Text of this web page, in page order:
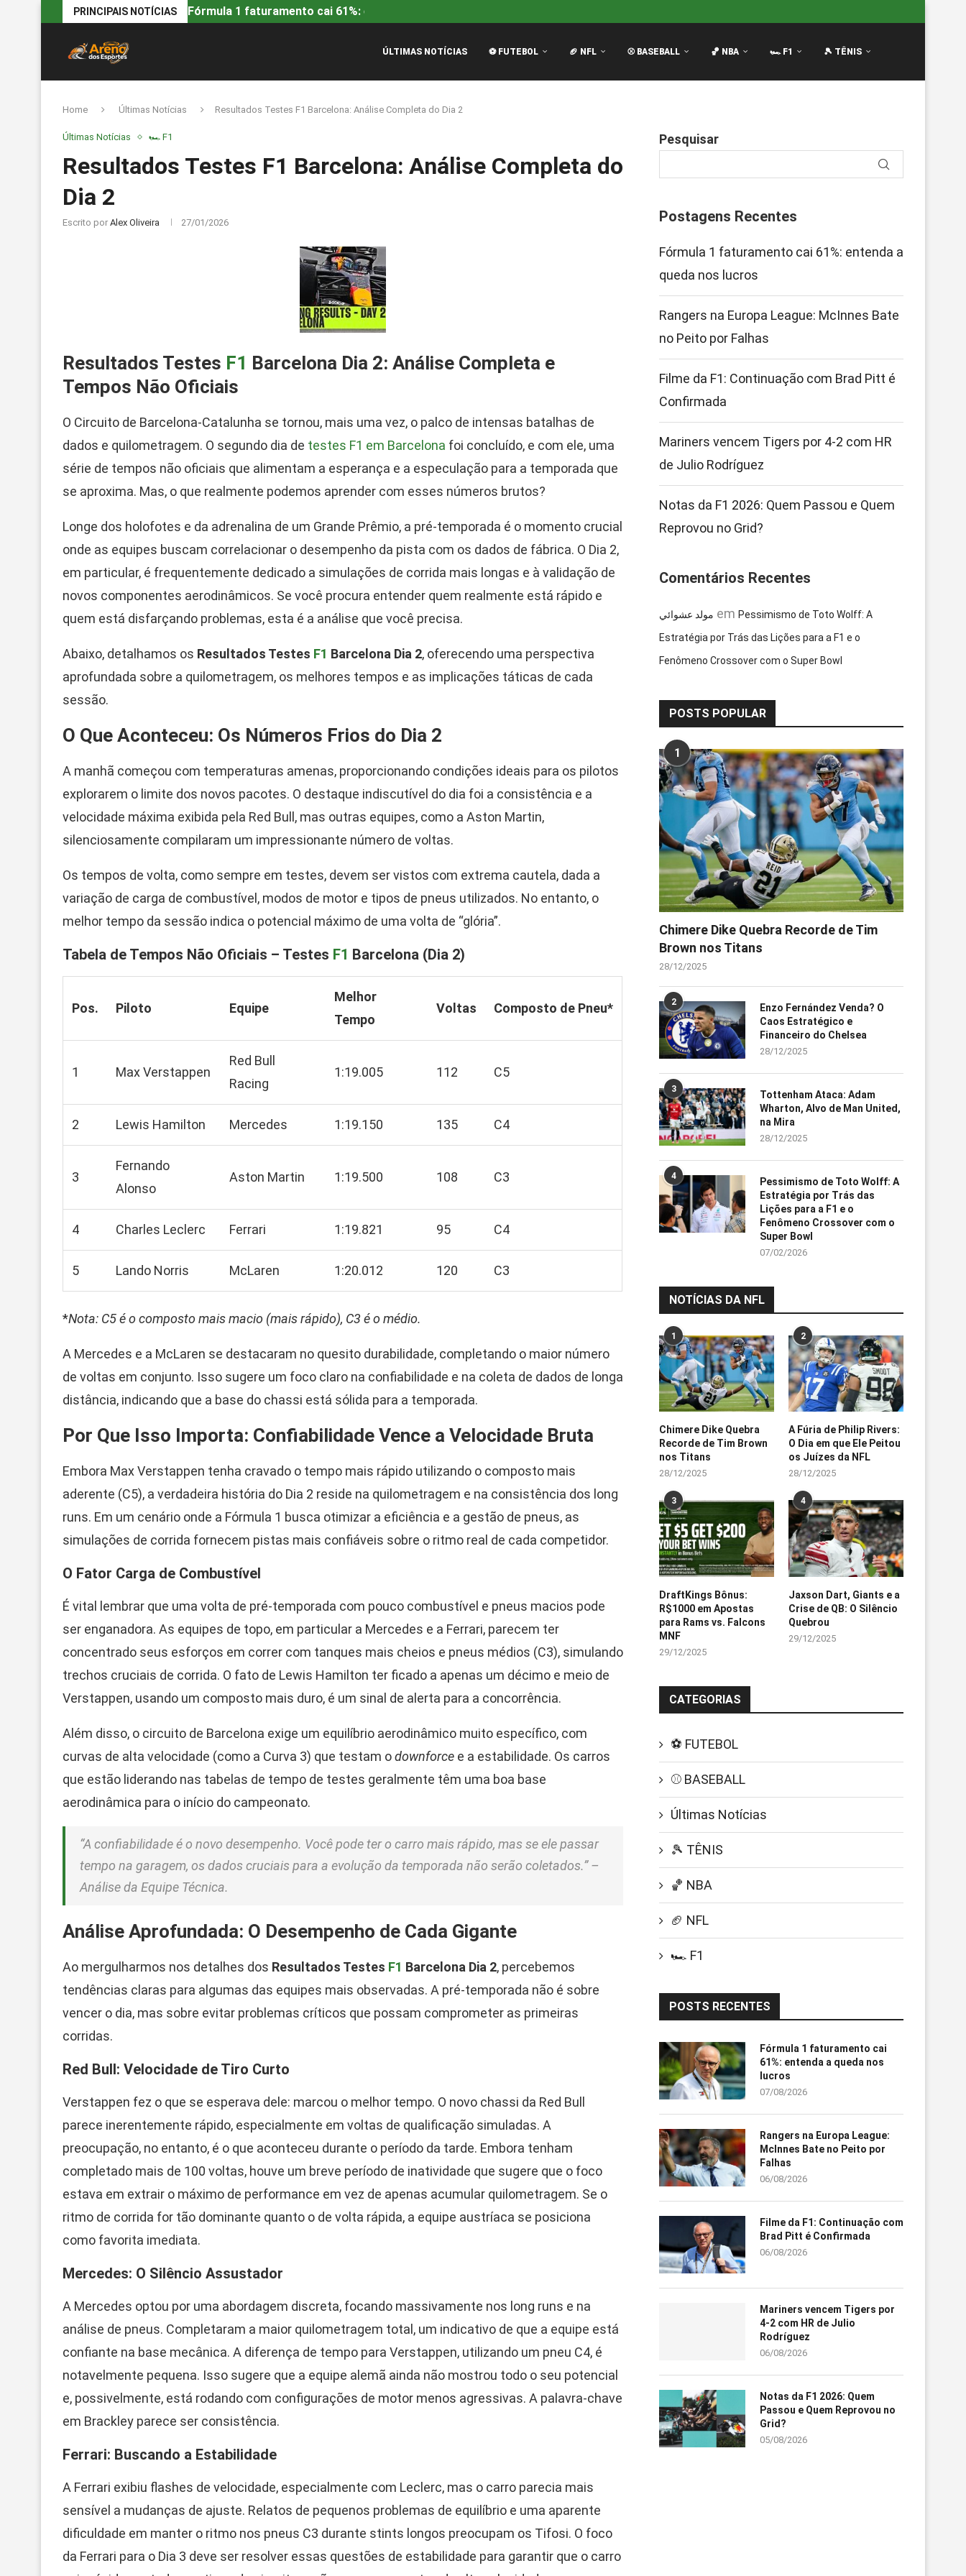
PRINCIPAIS NOTÍCIAS Fórmula 1 faturamento cai 61%: entenda a queda...
ÚLTIMAS NOTÍCIAS ⚽ FUTEBOL 🏈 NFL ⚾ BASEBALL 🏀 NBA 🏎️ F1 🎾 TÊNIS
Home Últimas Notícias Resultados Testes F1 Barcelona: Análise Completa do Dia 2
Últimas Notícias 🏎️ F1
Resultados Testes F1 Barcelona: Análise Completa do
Dia 2
Escrito por Alex Oliveira 27/01/2026
Resultados Testes F1 Barcelona Dia 2: Análise Completa e
Tempos Não Oficiais
O Circuito de Barcelona-Catalunha se tornou, mais uma vez, o palco de intensas batalhas de
dados e quilometragem. O segundo dia de testes F1 em Barcelona foi concluído, e com ele, uma
série de tempos não oficiais que alimentam a esperança e a especulação para a temporada que
se aproxima. Mas, o que realmente podemos aprender com esses números brutos?
Longe dos holofotes e da adrenalina de um Grande Prêmio, a pré-temporada é o momento crucial
onde as equipes buscam correlacionar o desempenho da pista com os dados de fábrica. O Dia 2,
em particular, é frequentemente dedicado a simulações de corrida mais longas e à validação de
novos componentes aerodinâmicos. Se você procura entender quem realmente está rápido e
quem está disfarçando problemas, esta é a análise que você precisa.
Abaixo, detalhamos os Resultados Testes F1 Barcelona Dia 2, oferecendo uma perspectiva
aprofundada sobre a quilometragem, os melhores tempos e as implicações táticas de cada
sessão.
O Que Aconteceu: Os Números Frios do Dia 2
A manhã começou com temperaturas amenas, proporcionando condições ideais para os pilotos
explorarem o limite dos novos pacotes. O destaque indiscutível do dia foi a consistência e a
velocidade máxima exibida pela Red Bull, mas outras equipes, como a Aston Martin,
silenciosamente compilaram um impressionante número de voltas.
Os tempos de volta, como sempre em testes, devem ser vistos com extrema cautela, dada a
variação de carga de combustível, modos de motor e tipos de pneus utilizados. No entanto, o
melhor tempo da sessão indica o potencial máximo de uma volta de “glória”.
Tabela de Tempos Não Oficiais – Testes F1 Barcelona (Dia 2)
Pos. Piloto Equipe
Melhor
Tempo
Voltas Composto de Pneu*
1 Max Verstappen
Red Bull
Racing
1:19.005 112 C5
2 Lewis Hamilton Mercedes 1:19.150 135 C4
3
Fernando
Alonso
Aston Martin 1:19.500 108 C3
4 Charles Leclerc Ferrari 1:19.821 95 C4
5 Lando Norris McLaren 1:20.012 120 C3
*Nota: C5 é o composto mais macio (mais rápido), C3 é o médio.
A Mercedes e a McLaren se destacaram no quesito durabilidade, completando o maior número
de voltas em conjunto. Isso sugere um foco claro na confiabilidade e na coleta de dados de longa
distância, indicando que a base do chassi está sólida para a temporada.
Por Que Isso Importa: Confiabilidade Vence a Velocidade Bruta
Embora Max Verstappen tenha cravado o tempo mais rápido utilizando o composto mais
aderente (C5), a verdadeira história do Dia 2 reside na quilometragem e na consistência dos long
runs. Em um cenário onde a Fórmula 1 busca otimizar a eficiência e a gestão de pneus, as
simulações de corrida fornecem pistas mais confiáveis sobre o ritmo real de cada competidor.
O Fator Carga de Combustível
É vital lembrar que uma volta de pré-temporada com pouco combustível e pneus macios pode
ser enganadora. As equipes de topo, em particular a Mercedes e a Ferrari, parecem ter
concentrado seus esforços em correr com tanques mais cheios e pneus médios (C3), simulando
trechos cruciais de corrida. O fato de Lewis Hamilton ter ficado a apenas um décimo e meio de
Verstappen, usando um composto mais duro, é um sinal de alerta para a concorrência.
Além disso, o circuito de Barcelona exige um equilíbrio aerodinâmico muito específico, com
curvas de alta velocidade (como a Curva 3) que testam odownforce e a estabilidade. Os carros
que estão liderando nas tabelas de tempo de testes geralmente têm uma boa base
aerodinâmica para o início do campeonato.
“A confiabilidade é o novo desempenho. Você pode ter o carro mais rápido, mas se ele passar
tempo na garagem, os dados cruciais para a evolução da temporada não serão coletados.” –
Análise da Equipe Técnica.
Análise Aprofundada: O Desempenho de Cada Gigante
Ao mergulharmos nos detalhes dos Resultados Testes F1 Barcelona Dia 2, percebemos
tendências claras para algumas das equipes mais observadas. A pré-temporada não é sobre
vencer o dia, mas sobre evitar problemas críticos que possam comprometer as primeiras
corridas.
Red Bull: Velocidade de Tiro Curto
Verstappen fez o que se esperava dele: marcou o melhor tempo. O novo chassi da Red Bull
parece inerentemente rápido, especialmente em voltas de qualificação simuladas. A
preocupação, no entanto, é o que aconteceu durante o período da tarde. Embora tenham
completado mais de 100 voltas, houve um breve período de inatividade que sugere que o foco
estava em extrair o máximo de performance em vez de apenas acumular quilometragem. Se o
ritmo de corrida for tão dominante quanto o de volta rápida, a equipe austríaca se posiciona
como favorita imediata.
Mercedes: O Silêncio Assustador
A Mercedes optou por uma abordagem discreta, focando massivamente nos long runs e na
análise de pneus. Completaram a maior quilometragem total, um indicativo de que a equipe está
confiante na base mecânica. A diferença de tempo para Verstappen, utilizando um pneu C4, é
notavelmente pequena. Isso sugere que a equipe alemã ainda não mostrou todo o seu potencial
e, possivelmente, está rodando com configurações de motor menos agressivas. A palavra-chave
em Brackley parece ser consistência.
Ferrari: Buscando a Estabilidade
A Ferrari exibiu flashes de velocidade, especialmente com Leclerc, mas o carro parecia mais
sensível a mudanças de ajuste. Relatos de pequenos problemas de equilíbrio e uma aparente
dificuldade em manter o ritmo nos pneus C3 durante stints longos preocupam os Tifosi. O foco
da Ferrari para o Dia 3 deve ser resolver essas questões de estabilidade para garantir que o carro
Pesquisar
Postagens Recentes
Fórmula 1 faturamento cai 61%: entenda a
queda nos lucros
Rangers na Europa League: McInnes Bate
no Peito por Falhas
Filme da F1: Continuação com Brad Pitt é
Confirmada
Mariners vencem Tigers por 4-2 com HR
de Julio Rodríguez
Notas da F1 2026: Quem Passou e Quem
Reprovou no Grid?
Comentários Recentes
مولد عشوائي em Pessimismo de Toto Wolff: A
Estratégia por Trás das Lições para a F1 e o
Fenômeno Crossover com o Super Bowl
POSTS POPULAR
1
Chimere Dike Quebra Recorde de Tim
Brown nos Titans
28/12/2025
2
Enzo Fernández Venda? O
Caos Estratégico e
Financeiro do Chelsea
28/12/2025
3
Tottenham Ataca: Adam
Wharton, Alvo de Man United,
na Mira
28/12/2025
4
Pessimismo de Toto Wolff: A
Estratégia por Trás das
Lições para a F1 e o
Fenômeno Crossover com o
Super Bowl
07/02/2026
NOTÍCIAS DA NFL
1
Chimere Dike Quebra
Recorde de Tim Brown
nos Titans
28/12/2025
2
A Fúria de Philip Rivers:
O Dia em que Ele Peitou
os Juízes da NFL
28/12/2025
3
DraftKings Bônus:
R$1000 em Apostas
para Rams vs. Falcons
MNF
29/12/2025
4
Jaxson Dart, Giants e a
Crise de QB: O Silêncio
Quebrou
29/12/2025
CATEGORIAS
⚽ FUTEBOL
⚾ BASEBALL
Últimas Notícias
🎾 TÊNIS
🏀 NBA
🏈 NFL
🏎️ F1
POSTS RECENTES
Fórmula 1 faturamento cai
61%: entenda a queda nos
lucros
07/08/2026
Rangers na Europa League:
McInnes Bate no Peito por
Falhas
06/08/2026
Filme da F1: Continuação com
Brad Pitt é Confirmada
06/08/2026
Mariners vencem Tigers por
4-2 com HR de Julio
Rodríguez
06/08/2026
Notas da F1 2026: Quem
Passou e Quem Reprovou no
Grid?
05/08/2026